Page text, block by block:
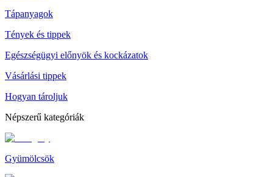
Tápanyagok
Tények és tippek
Egészségügyi előnyök és kockázatok
Vásárlási tippek
Hogyan tároljuk
Népszerű kategóriák
Gyümölcsök